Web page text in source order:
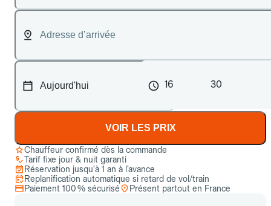
16 30
VOIR LES PRIX
Chauffeur confirmé dès la commande
Tarif fixe jour & nuit garanti
Réservation jusqu’à 1 an à l’avance
Replanification automatique si retard de vol/train
Paiement 100 % sécurisé
Présent partout en France